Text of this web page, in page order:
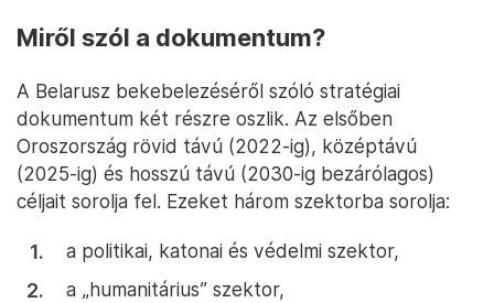
Miről szól a dokumentum?
A Belarusz bekebelezéséről szóló stratégiai
dokumentum két részre oszlik. Az elsőben
Oroszország rövid távú (2022-ig), középtávú
(2025-ig) és hosszú távú (2030-ig bezárólagos)
céljait sorolja fel. Ezeket három szektorba sorolja:
a politikai, katonai és védelmi szektor,
a „humanitárius” szektor,